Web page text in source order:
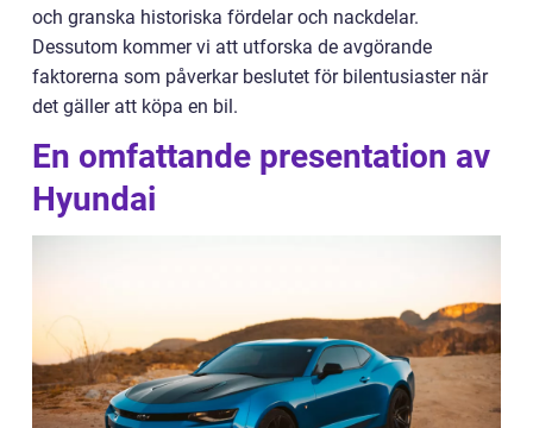
och granska historiska fördelar och nackdelar.
Dessutom kommer vi att utforska de avgörande
faktorerna som påverkar beslutet för bilentusiaster när
det gäller att köpa en bil.
En omfattande presentation av
Hyundai